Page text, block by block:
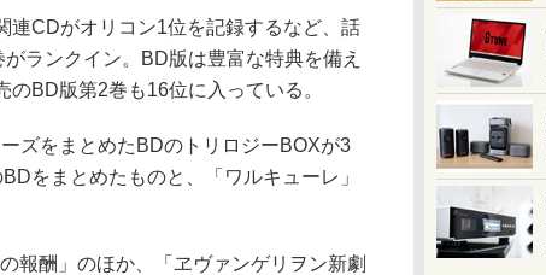
CDがオリコン1位を記録するなど、話
ランクイン。BD版は豊富な特典を備え
BD版第2巻も16位に入っている。
ズをまとめたBDのトリロジーBOXが3
をまとめたものと、「ワルキューレ」
報酬」のほか、「ヱヴァンゲリヲン新劇